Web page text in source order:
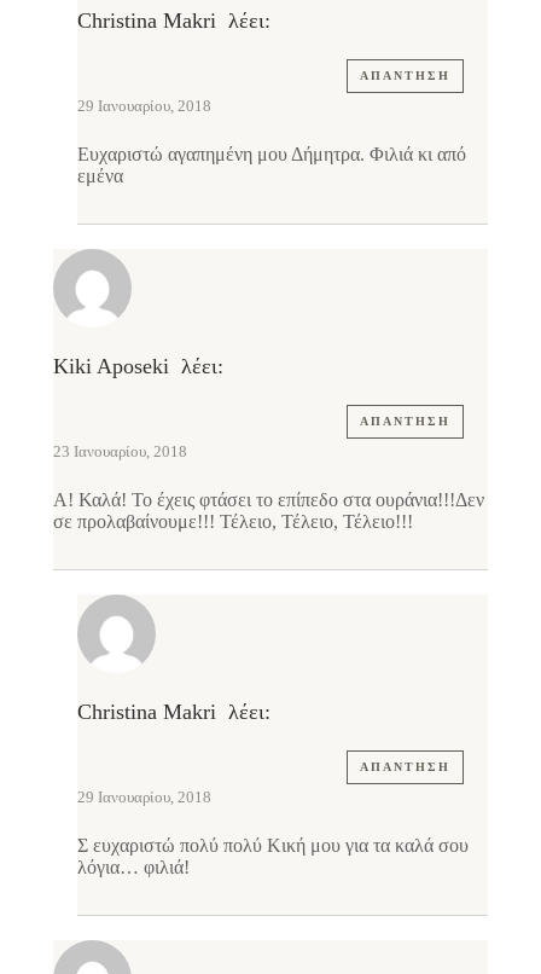
Christina Makri λέει:
ΑΠΆΝΤΗΣΗ
29 Ιανουαρίου, 2018
Ευχαριστώ αγαπημένη μου Δήμητρα. Φιλιά κι από
εμένα
Kiki Aposeki λέει:
ΑΠΆΝΤΗΣΗ
23 Ιανουαρίου, 2018
Α! Καλά! Το έχεις φτάσει το επίπεδο στα ουράνια!!!Δεν
σε προλαβαίνουμε!!! Τέλειο, Τέλειο, Τέλειο!!!
Christina Makri λέει:
ΑΠΆΝΤΗΣΗ
29 Ιανουαρίου, 2018
Σ ευχαριστώ πολύ πολύ Κική μου για τα καλά σου
λόγια… φιλιά!